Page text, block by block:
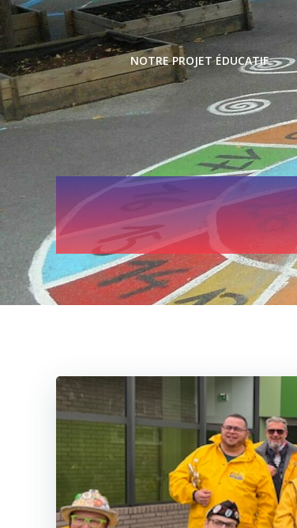
Skip
to
content
NOTRE PROJET ÉDUCATIF